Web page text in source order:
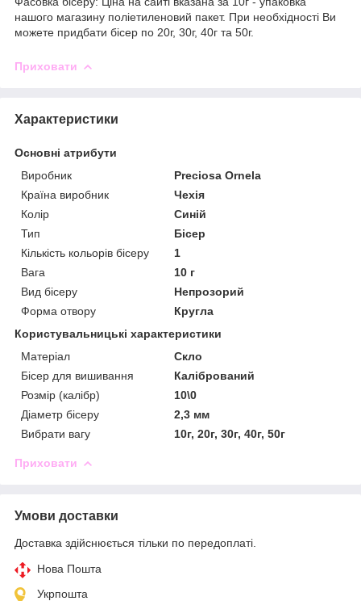
нашого магазину поліетиленовий пакет. При необхідності Ви
можете придбати бісер по 20г, 30г, 40г та 50г.
Приховати
Характеристики
Основні атрибути
Виробник
Preciosa Ornela
Країна виробник
Чехія
Колір
Синій
Тип
Бісер
Кількість кольорів бісеру
1
Вага
10 г
Вид бісеру
Непрозорий
Форма отвору
Кругла
Користувальницькі характеристики
Матеріал
Скло
Бісер для вишивання
Калібрований
Розмір (калібр)
10\0
Діаметр бісеру
2,3 мм
Вибрати вагу
10г, 20г, 30г, 40г, 50г
Приховати
Умови доставки
Доставка здійснюється тільки по передоплаті.
Нова Пошта
Укрпошта